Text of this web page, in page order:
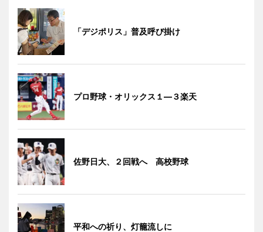
「デジポリス」普及呼び掛け
プロ野球・オリックス１―３楽天
佐野日大、２回戦へ 高校野球
平和への祈り、灯籠流しに